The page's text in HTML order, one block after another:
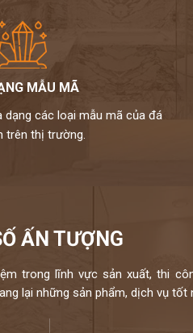
rãi cho những nơi được sử dụng
số những hạng mục thường
lau chùi trở nên dễ dàng hơn.
MẪU MÃ
dạng các loại mẫu mã của đá
trên thị trường.
ẤN TƯỢNG
trong lĩnh vực sản xuất, thi
lại những sản phẩm, dịch vụ tốt